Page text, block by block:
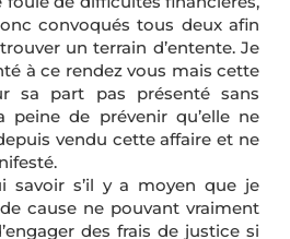
convoqués tous deux afin
un terrain d’entente. Je
à ce rendez vous mais cette
sa part pas présenté sans
peine de prévenir qu’elle ne
vendu cette affaire et ne
savoir s’il y a moyen que je
cause ne pouvant vraiment
des frais de justice si